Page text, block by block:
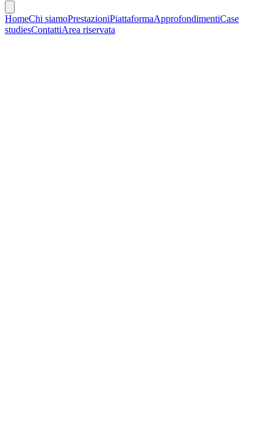
HomeChi siamoPrestazioniPiattaformaApprofondimentiCase
studiesContattiArea riservata